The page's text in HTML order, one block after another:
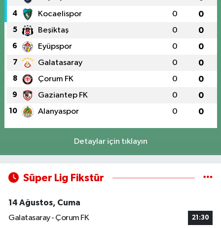
4 Kocaelispor 0 0
5 Beşiktaş 0 0
6 Eyüpspor 0 0
7 Galatasaray 0 0
8 Çorum FK 0 0
9 Gaziantep FK 0 0
10 Alanyaspor 0 0
Detaylar için tıklayın
Süper Lig Fikstür
14 Ağustos, Cuma
Galatasaray - Çorum FK
21:30